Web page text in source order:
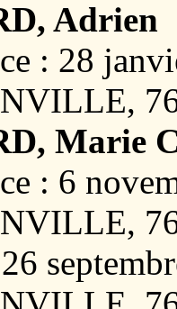
Adrien
: 28
Marie
: 6